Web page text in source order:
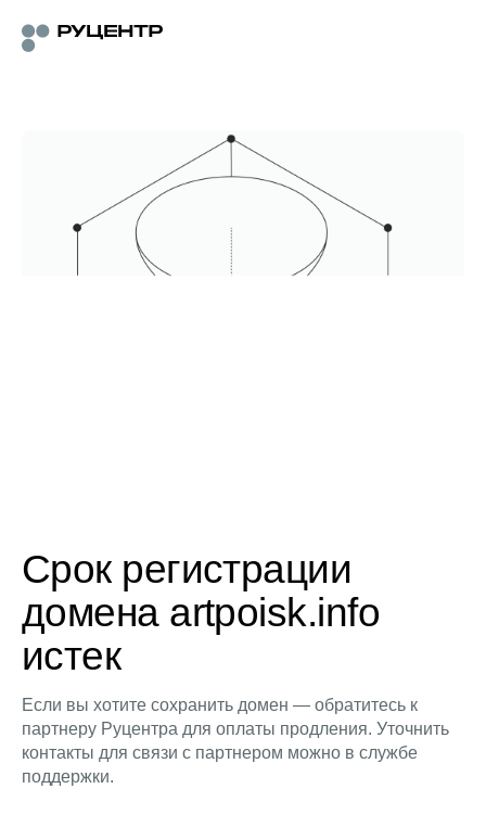
Срок регистрации
домена artpoisk.info
истек
Если вы хотите сохранить домен — обратитесь к
партнеру Руцентра для оплаты продления. Уточнить
контакты для связи с партнером можно в службе
поддержки.